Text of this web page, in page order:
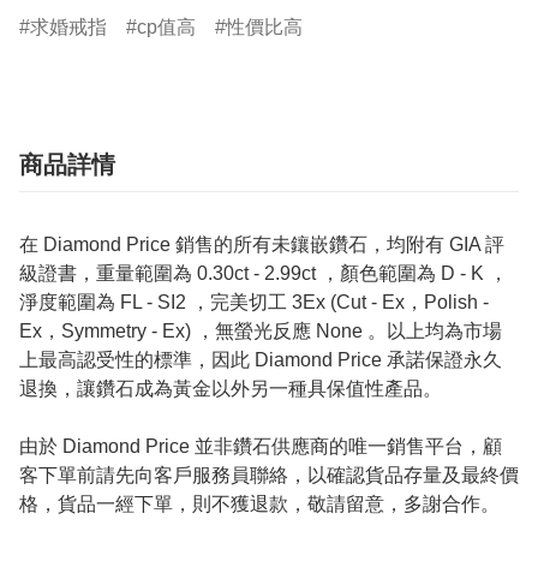
求婚戒指 cp值高 性價比高
商品詳情
在 Diamond Price 銷售的所有未鑲嵌鑽石，均附有 GIA 評
級證書，重量範圍為 0.30ct - 2.99ct ，顏色範圍為 D - K ，
淨度範圍為 FL - SI2 ，完美切工 3Ex (Cut - Ex，Polish -
Ex，Symmetry - Ex) ，無螢光反應 None 。以上均為市場
上最高認受性的標準，因此 Diamond Price 承諾保證永久
退換，讓鑽石成為黃金以外另一種具保值性產品。
由於 Diamond Price 並非鑽石供應商的唯一銷售平台，顧
客下單前請先向客戶服務員聯絡，以確認貨品存量及最終價
格，貨品一經下單，則不獲退款，敬請留意，多謝合作。